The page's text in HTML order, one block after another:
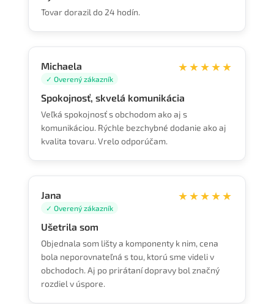
Tovar dorazil do 24 hodín.
Michaela
✓ Overený zákazník
★★★★★
Spokojnosť, skvelá komunikácia
Veľká spokojnosť s obchodom ako aj s
komunikáciou. Rýchle bezchybné dodanie ako aj
kvalita tovaru. Vrelo odporúčam.
Jana
✓ Overený zákazník
★★★★★
Ušetrila som
Objednala som lišty a komponenty k nim, cena
bola neporovnateľná s tou, ktorú sme videli v
obchodoch. Aj po prirátaní dopravy bol značný
rozdiel v úspore.